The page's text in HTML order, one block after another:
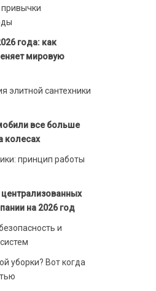
года: как
мировую
элитной сантехники
все больше
колесах
принцип работы
на 2026 год
и
уборки? Вот когда